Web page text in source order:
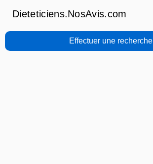
Dieteticiens.NosAvis.com
Effectuer une recherche